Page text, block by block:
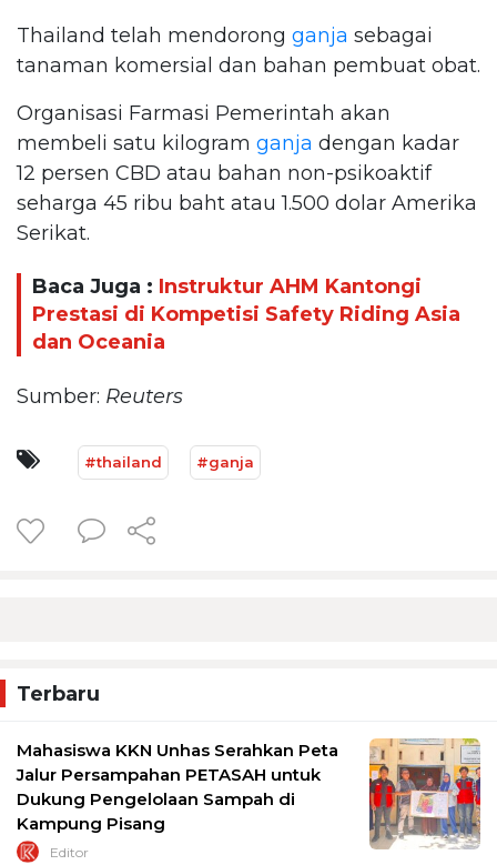
Thailand telah mendorong ganja sebagai
tanaman komersial dan bahan pembuat obat.
Organisasi Farmasi Pemerintah akan
membeli satu kilogram ganja dengan kadar
12 persen CBD atau bahan non-psikoaktif
seharga 45 ribu baht atau 1.500 dolar Amerika
Serikat.
Baca Juga : Instruktur AHM Kantongi
Prestasi di Kompetisi Safety Riding Asia
dan Oceania
Sumber: Reuters
#thailand #ganja
Terbaru
Mahasiswa KKN Unhas Serahkan Peta
Jalur Persampahan PETASAH untuk
Dukung Pengelolaan Sampah di
Kampung Pisang
Editor